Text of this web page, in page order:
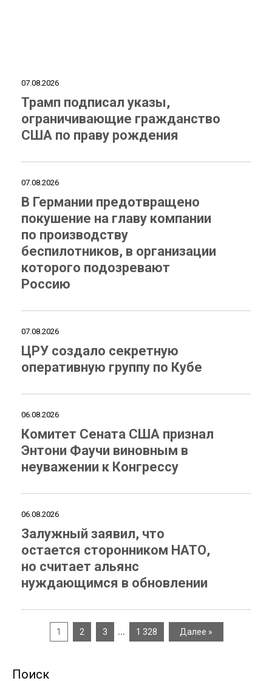
07.08.2026
Трамп подписал указы,
ограничивающие гражданство
США по праву рождения
07.08.2026
В Германии предотвращено
покушение на главу компании
по производству
беспилотников, в организации
которого подозревают
Россию
07.08.2026
ЦРУ создало секретную
оперативную группу по Кубе
06.08.2026
Комитет Сената США признал
Энтони Фаучи виновным в
неуважении к Конгрессу
06.08.2026
Залужный заявил, что
остается сторонником НАТО,
но считает альянс
нуждающимся в обновлении
1 2 3 … 1 328 Далее »
Поиск